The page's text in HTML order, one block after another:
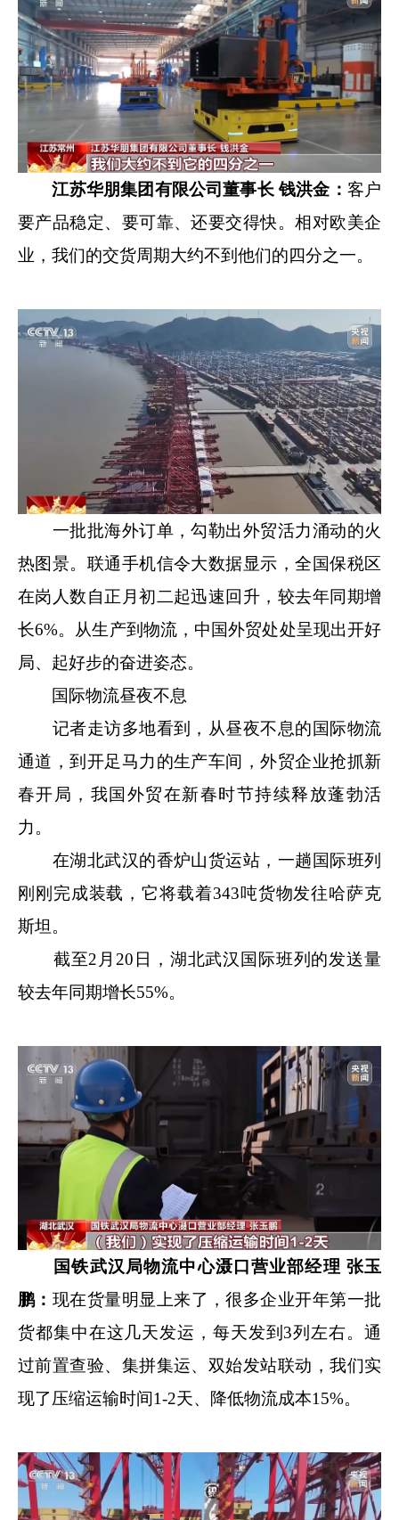
江苏华朋集团有限公司董事长 钱洪金： 客户
要产品稳定、要可靠、还要交得快。相对欧美企
业，我们的交货周期大约不到他们的四分之一。
一批批海外订单，勾勒出外贸活力涌动的火
热图景。联通手机信令大数据显示，全国保税区
在岗人数自正月初二起迅速回升，较去年同期增
长6%。从生产到物流，中国外贸处处呈现出开好
局、起好步的奋进姿态。
国际物流昼夜不息
记者走访多地看到，从昼夜不息的国际物流
通道，到开足马力的生产车间，外贸企业抢抓新
春开局，我国外贸在新春时节持续释放蓬勃活
力。
在湖北武汉的香炉山货运站，一趟国际班列
刚刚完成装载，它将载着343吨货物发往哈萨克
斯坦。
截至2月20日，湖北武汉国际班列的发送量
较去年同期增长55%。
国铁武汉局物流中心滠口营业部经理 张玉
鹏： 现在货量明显上来了，很多企业开年第一批
货都集中在这几天发运，每天发到3列左右。通
过前置查验、集拼集运、双始发站联动，我们实
现了压缩运输时间1-2天、降低物流成本15%。